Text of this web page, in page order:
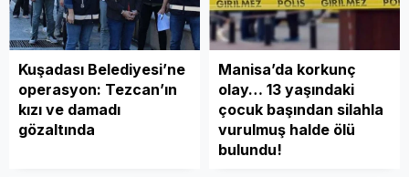
Kuşadası Belediyesi’ne
operasyon: Tezcan’ın
kızı ve damadı
gözaltında
Manisa’da korkunç
olay… 13 yaşındaki
çocuk başından silahla
vurulmuş halde ölü
bulundu!